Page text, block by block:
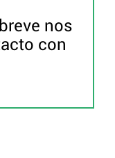
nos
con